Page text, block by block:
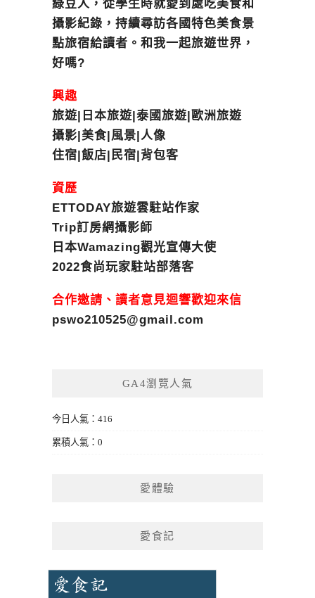
綠豆人，從學生時就愛到處吃美食和
攝影紀錄，持續尋訪各國特色美食景
點旅宿給讀者。和我一起旅遊世界，
好嗎?
興趣
旅遊|日本旅遊|泰國旅遊|歐洲旅遊
攝影|美食|風景|人像
住宿|飯店|民宿|背包客
資歷
ETTODAY旅遊雲駐站作家
Trip訂房網攝影師
日本Wamazing觀光宣傳大使
2022食尚玩家駐站部落客
合作邀請、讀者意見迴響歡迎來信
pswo210525@gmail.com
GA4瀏覽人氣
今日人氣：416
累積人氣：0
愛體驗
愛食記